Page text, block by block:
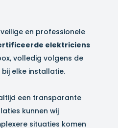
en professionele
elektriciens
volledig volgens de
bij elke installatie.
een transparante
kunnen wij
situaties komen